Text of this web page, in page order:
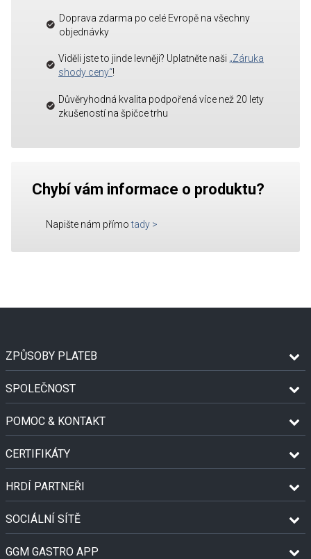
Doprava zdarma po celé Evropě na všechny
objednávky
Viděli jste to jinde levněji? Uplatněte naši „Záruka
shody ceny“!
Důvěryhodná kvalita podpořená více než 20 lety
zkušeností na špičce trhu
Chybí vám informace o produktu?
Napište nám přímo tady >
ZPŮSOBY PLATEB
SPOLEČNOST
POMOC & KONTAKT
CERTIFIKÁTY
HRDÍ PARTNEŘI
SOCIÁLNÍ SÍTĚ
GGM GASTRO APP